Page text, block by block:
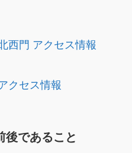
西門 アクセス情報
クセス情報
後であること